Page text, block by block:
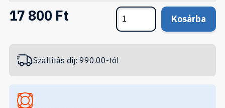
17 800 Ft Kosárba
Szállítás díj: 990.00-tól